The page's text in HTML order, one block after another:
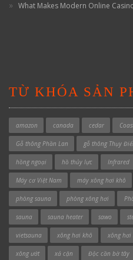
What Makes Modern Online
TỪ KHÓA SẢN
amazon canada cedar
Gỗ thông Phần Lan gỗ thông Thụy
hồng ngoại hồ thủy lực Infrared
Máy cơ Việt Nam máy xông hơi khô
phòng sauna phòng xông hơi
sauna sauna heater sawo
vietsauna xông hơi khô xông hơi
xông ướt xả cặn Độc cần bờ tây